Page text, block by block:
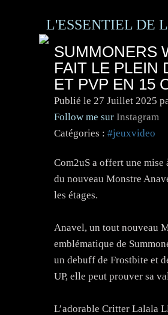
L'ESSENTIEL DE
SUMMONERS
FAIT LE PLEIN
ET PVP EN 15
Publié le 27 Juillet 2025
Follow me sur Instagram
Catégories : #jeuxvideo
Com2uS a offert une mise
du nouveau Monstre
les étages.
Anavel, un tout nouveau
emblématique de
un debuff de Frostbite et
UP, elle peut prouver sa
L’adorable Critter Lalala